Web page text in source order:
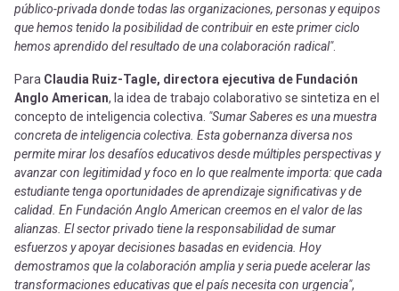
público-privada donde todas las organizaciones, personas y equipos
que hemos tenido la posibilidad de contribuir en este primer ciclo
hemos aprendido del resultado de una colaboración radical".
Para Claudia Ruiz-Tagle, directora ejecutiva de Fundación
Anglo American, la idea de trabajo colaborativo se sintetiza en el
concepto de inteligencia colectiva. "Sumar Saberes es una muestra
concreta de inteligencia colectiva. Esta gobernanza diversa nos
permite mirar los desafíos educativos desde múltiples perspectivas y
avanzar con legitimidad y foco en lo que realmente importa: que cada
estudiante tenga oportunidades de aprendizaje significativas y de
calidad. En Fundación Anglo American creemos en el valor de las
alianzas. El sector privado tiene la responsabilidad de sumar
esfuerzos y apoyar decisiones basadas en evidencia. Hoy
demostramos que la colaboración amplia y seria puede acelerar las
transformaciones educativas que el país necesita con urgencia",